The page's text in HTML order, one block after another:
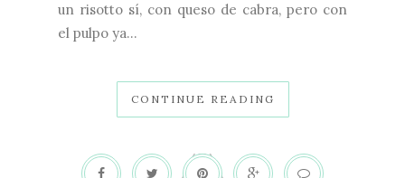
un risotto sí, con queso de cabra, pero con
el pulpo ya...
CONTINUE READING